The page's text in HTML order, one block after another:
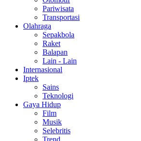
Pariwisata
Transportasi
Olahraga
Sepakbola
Raket
Balapan
Lain - Lain
Internasional
Iptek
Sains
Teknologi
Gaya Hidup
Film
Musik
Selebritis
Trend